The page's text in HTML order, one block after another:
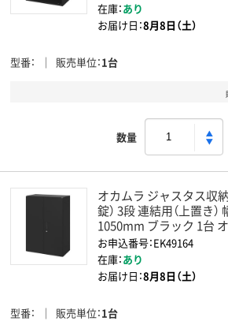
在庫：あり
お届け日：8月8日（土）
型番 販売単位 1台
数量
オカムラ ジャスタス収
錠） 3段 連結用（上置き
1050mm ブラック 1台
お申込番号：EK49164
在庫：あり
お届け日：8月8日（土）
型番 販売単位 1台